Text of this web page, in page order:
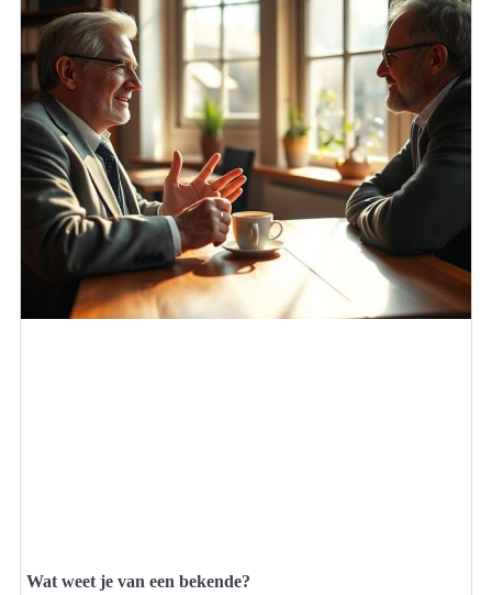
Wat weet je van een bekende?